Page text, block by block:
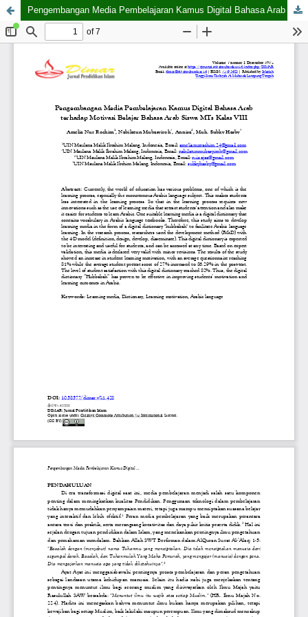
Pengembangan Media Pembelajaran Kamus Digital Bahasa Arab terhadap Motivasi Belajar Bahasa Arab Siswa MTs Kelas VIII